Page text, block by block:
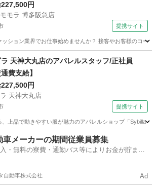
227,500円
モラ 博多阪急店
提携サイト
ション業界でお仕事始めませんか？ 接客やお客様のコー
ァッション
天神大丸店のアパレルスタッフ/正社員
通費支給】
227,500円
天神大丸店
提携サイト
上品で動きやすい服が魅力のアパレルショップ「Sybilla
ッション
車メーカーの期間従業員募集
・無料の寮費・通勤バス等によりお金が貯まり
自動車株式会社 Ad